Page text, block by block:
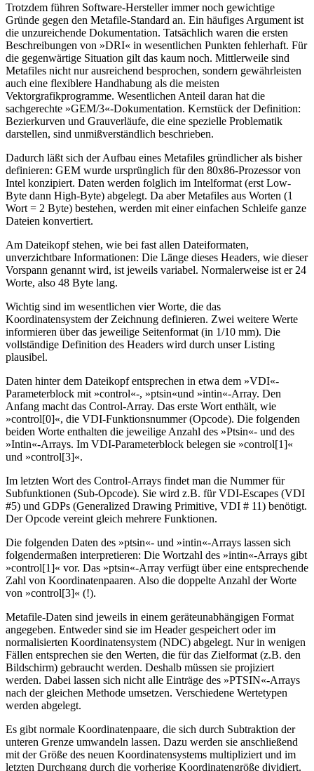
Trotzdem führen Software-Hersteller immer noch gewichtige
Gründe gegen den Metafile-Standard an. Ein häufiges Argument ist
die unzureichende Dokumentation. Tatsächlich waren die ersten
Beschreibungen von »DRI« in wesentlichen Punkten fehlerhaft. Für
die gegenwärtige Situation gilt das kaum noch. Mittlerweile sind
Metafiles nicht nur ausreichend besprochen, sondern gewährleisten
auch eine flexiblere Handhabung als die meisten
Vektorgrafikprogramme. Wesentlichen Anteil daran hat die
sachgerechte »GEM/3«-Dokumentation. Kernstück der Definition:
Bezierkurven und Grauverläufe, die eine spezielle Problematik
darstellen, sind unmißverständlich beschrieben.
Dadurch läßt sich der Aufbau eines Metafiles gründlicher als bisher
definieren: GEM wurde ursprünglich für den 80x86-Prozessor von
Intel konzipiert. Daten werden folglich im Intelformat (erst Low-
Byte dann High-Byte) abgelegt. Da aber Metafiles aus Worten (1
Wort = 2 Byte) bestehen, werden mit einer einfachen Schleife ganze
Dateien konvertiert.
Am Dateikopf stehen, wie bei fast allen Dateiformaten,
unverzichtbare Informationen: Die Länge dieses Headers, wie dieser
Vorspann genannt wird, ist jeweils variabel. Normalerweise ist er 24
Worte, also 48 Byte lang.
Wichtig sind im wesentlichen vier Worte, die das
Koordinatensystem der Zeichnung definieren. Zwei weitere Werte
informieren über das jeweilige Seitenformat (in 1/10 mm). Die
vollständige Definition des Headers wird durch unser Listing
plausibel.
Daten hinter dem Dateikopf entsprechen in etwa dem »VDI«-
Parameterblock mit »control«-, »ptsin«und »intin«-Array. Den
Anfang macht das Control-Array. Das erste Wort enthält, wie
»control[0]«, die VDI-Funktionsnummer (Opcode). Die folgenden
beiden Worte enthalten die jeweilige Anzahl des »Ptsin«- und des
»Intin«-Arrays. Im VDI-Parameterblock belegen sie »control[1]«
und »control[3]«.
Im letzten Wort des Control-Arrays findet man die Nummer für
Subfunktionen (Sub-Opcode). Sie wird z.B. für VDI-Escapes (VDI
#5) und GDPs (Generalized Drawing Primitive, VDI # 11) benötigt.
Der Opcode vereint gleich mehrere Funktionen.
Die folgenden Daten des »ptsin«- und »intin«-Arrays lassen sich
folgendermaßen interpretieren: Die Wortzahl des »intin«-Arrays gibt
»control[1]« vor. Das »ptsin«-Array verfügt über eine entsprechende
Zahl von Koordinatenpaaren. Also die doppelte Anzahl der Worte
von »control[3]« (!).
Metafile-Daten sind jeweils in einem geräteunabhängigen Format
angegeben. Entweder sind sie im Header gespeichert oder im
normalisierten Koordinatensystem (NDC) abgelegt. Nur in wenigen
Fällen entsprechen sie den Werten, die für das Zielformat (z.B. den
Bildschirm) gebraucht werden. Deshalb müssen sie projiziert
werden. Dabei lassen sich nicht alle Einträge des »PTSIN«-Arrays
nach der gleichen Methode umsetzen. Verschiedene Wertetypen
werden abgelegt.
Es gibt normale Koordinatenpaare, die sich durch Subtraktion der
unteren Grenze umwandeln lassen. Dazu werden sie anschließend
mit der Größe des neuen Koordinatensystems multipliziert und im
letzten Durchgang durch die vorherige Koordinatengröße dividiert.